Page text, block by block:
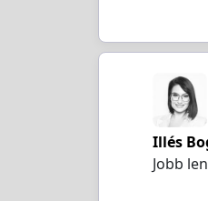
Illés
Jobb